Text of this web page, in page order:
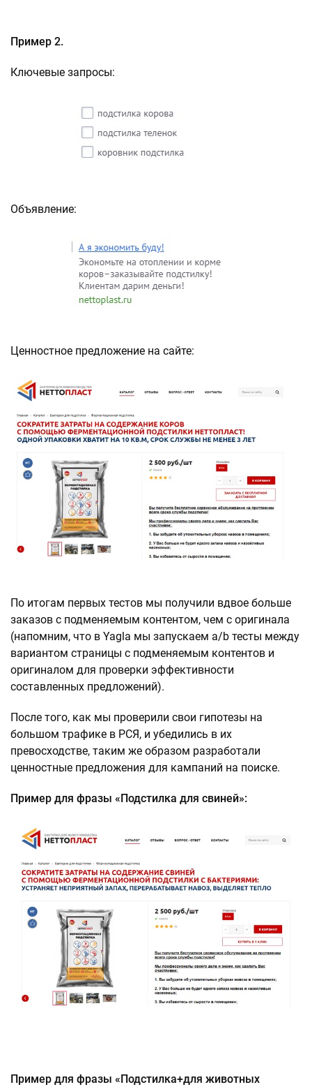
Пример 2.
Ключевые запросы:
Объявление:
Ценностное предложение на сайте:
По итогам первых тестов мы получили вдвое больше
заказов с подменяемым контентом, чем с оригинала
(напомним, что в Yagla мы запускаем a/b тесты между
вариантом страницы с подменяемым контентов и
оригиналом для проверки эффективности
составленных предложений).
После того, как мы проверили свои гипотезы на
большом трафике в РСЯ, и убедились в их
превосходстве, таким же образом разработали
ценностные предложения для кампаний на поиске.
Пример для фразы «Подстилка для свиней»:
Пример для фразы «Подстилка+для животных